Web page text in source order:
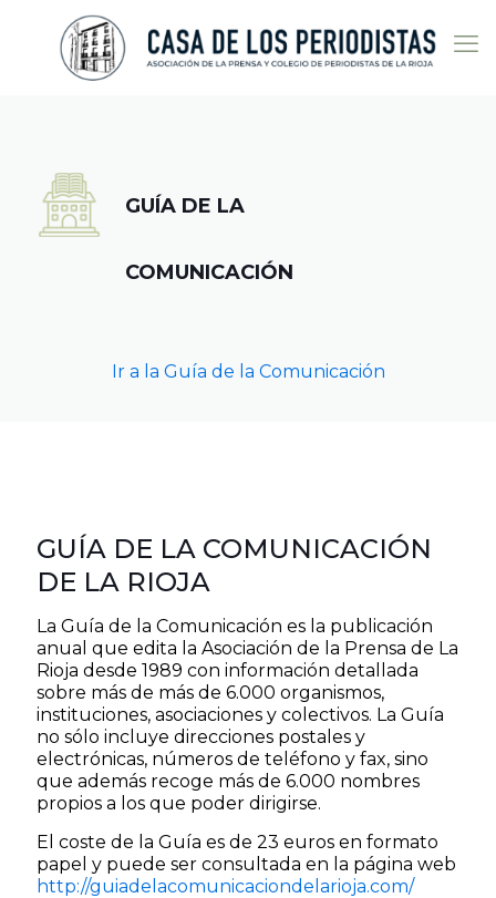
GUÍA DE LA
COMUNICACIÓN
Ir a la Guía de la Comunicación
GUÍA DE LA COMUNICACIÓN
DE LA RIOJA
La Guía de la Comunicación es la publicación
anual que edita la Asociación de la Prensa de La
Rioja desde 1989 con información detallada
sobre más de más de 6.000 organismos,
instituciones, asociaciones y colectivos. La Guía
no sólo incluye direcciones postales y
electrónicas, números de teléfono y fax, sino
que además recoge más de 6.000 nombres
propios a los que poder dirigirse.
El coste de la Guía es de 23 euros en formato
papel y puede ser consultada en la página web
http://guiadelacomunicaciondelarioja.com/